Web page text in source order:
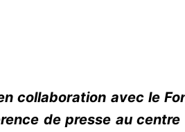
collaboration avec le
de presse au